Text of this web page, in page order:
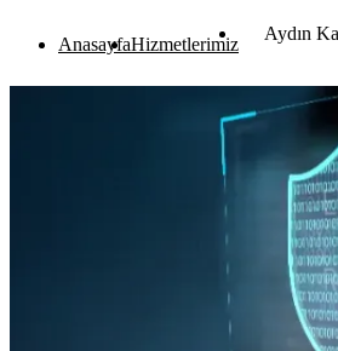
AnasayfaHizmetlerimiz
Aydın